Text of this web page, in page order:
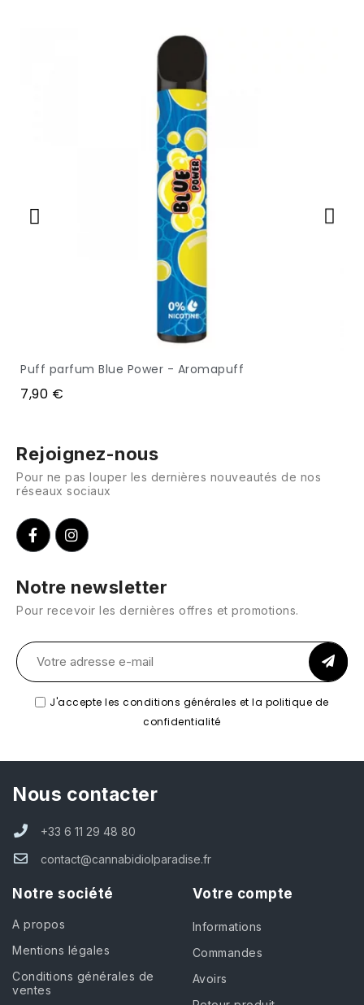
APERÇU
Puff parfum Blue Power - Aromapuff
7,90 €
Rejoignez-nous
Pour ne pas louper les dernières nouveautés de nos
réseaux sociaux
Notre newsletter
Pour recevoir les dernières offres et promotions.
J'accepte les conditions générales et la politique de
confidentialité
Nous contacter
+33 6 11 29 48 80
contact@cannabidiolparadise.fr
Notre société
A propos
Mentions légales
Conditions générales de
ventes
Votre compte
Informations
Commandes
Avoirs